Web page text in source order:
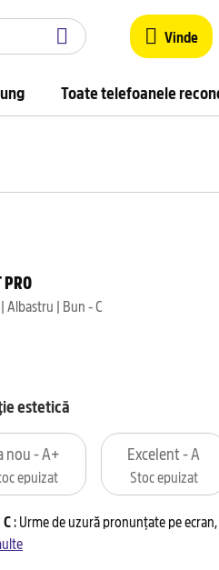
Vinde
Toate telefoanele
Albastru | Bun - C
estetică
nou - A+
epuizat
Excelent - A
Stoc epuizat
:Urme de uzură pronunțate pe